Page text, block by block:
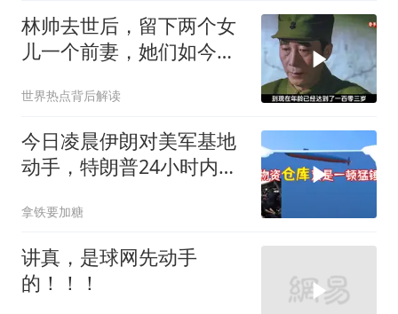
林帅去世后，留下两个女
儿一个前妻，她们如今过
世界热点背后解读
今日凌晨伊朗对美军基地
动手，特朗普24小时内服
拿铁要加糖
讲真，是球网先动手
的！！！